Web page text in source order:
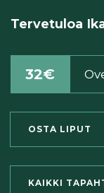
Tervetuloa
32€
OSTA LIPUT
KAIKKI